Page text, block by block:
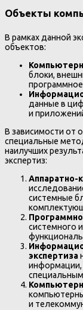
Объекты
В рамках данной
объектов:
блоки,
данные в
и
В зависимости от
специальные
наилучших
экспертиз:
Аппаратно-
системные
системного
экспертиза
информации,
и